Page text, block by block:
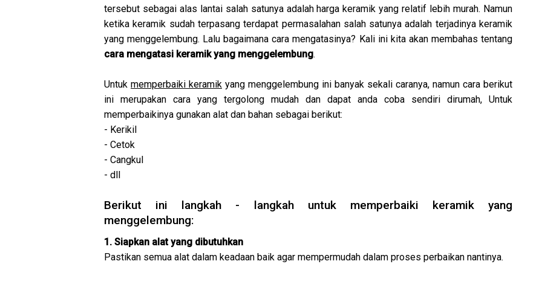
tersebut sebagai alas lantai salah satunya adalah harga keramik yang relatif lebih murah. Namun
ketika keramik sudah terpasang terdapat permasalahan salah satunya adalah terjadinya keramik
yang menggelembung. Lalu bagaimana cara mengatasinya? Kali ini kita akan membahas tentang
cara mengatasi keramik yang menggelembung.
Untuk memperbaiki keramik yang menggelembung ini banyak sekali caranya, namun cara berikut
ini merupakan cara yang tergolong mudah dan dapat anda coba sendiri dirumah, Untuk
memperbaikinya gunakan alat dan bahan sebagai berikut:
- Kerikil
- Cetok
- Cangkul
- dll
Berikut ini langkah - langkah untuk memperbaiki keramik yang
menggelembung:
1. Siapkan alat yang dibutuhkan
Pastikan semua alat dalam keadaan baik agar mempermudah dalam proses perbaikan nantinya.